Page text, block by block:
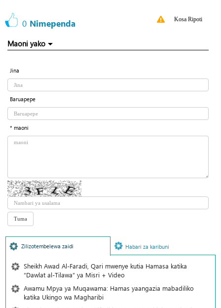
0 Nimependa Kosa Ripoti
Maoni yako
Jina
Baruapepe
* maoni
Zilizotembelewa zaidi Habari za karibuni
Sheikh Awad Al-Faradi, Qari mwenye kutia Hamasa katika
“Dawlat al-Tilawa” ya Misri + Video
Awamu Mpya ya Muqawama: Hamas yaangazia mabadiliko
katika Ukingo wa Magharibi